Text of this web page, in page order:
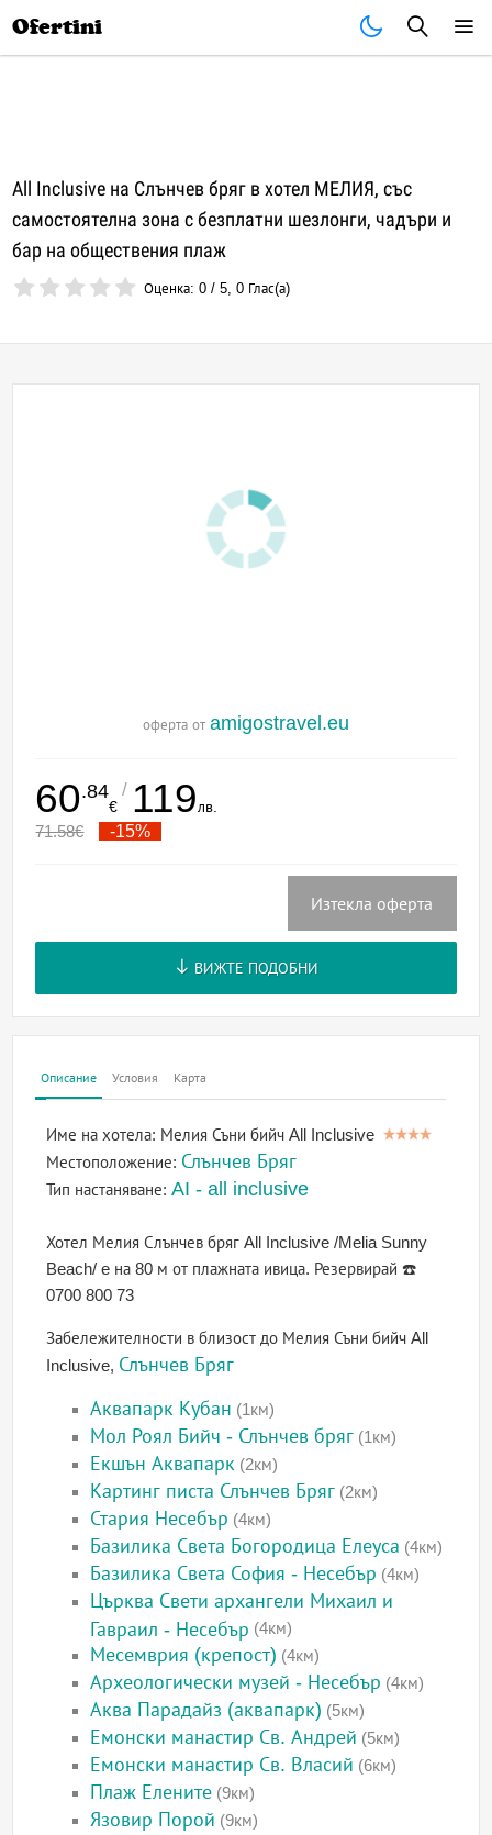
Ofertini
All Inclusive на Слънчев бряг в хотел МЕЛИЯ, със
самостоятелна зона с безплатни шезлонги, чадъри и
бар на обществения плаж
Оценка:0 /5,0 Глас(а)
оферта от amigostravel.eu
60.84
€
/ 119лв.
71.58€ -15%
Изтекла оферта
ВИЖТЕ ПОДОБНИ
Описание Условия Карта
Име на хотела: Мелия Съни бийч All Inclusive
Местоположение: Слънчев Бряг
Тип настаняване:AI - all inclusive
Хотел Мелия Слънчев бряг All Inclusive /Melia Sunny
Beach/ e на 80 м от плажната ивица. Резервирай ☎️
0700 800 73
Забележителности в близост до Мелия Съни бийч All
Inclusive, Слънчев Бряг
Аквапарк Кубан (1км)
Мол Роял Бийч - Слънчев бряг (1км)
Екшън Аквапарк (2км)
Картинг писта Слънчев Бряг (2км)
Стария Несебър (4км)
Базилика Света Богородица Елеуса (4км)
Базилика Света София - Несебър (4км)
Църква Свети архангели Михаил и
Гавраил - Несебър (4км)
Месемврия (крепост) (4км)
Археологически музей - Несебър (4км)
Аква Парадайз (аквапарк) (5км)
Емонски манастир Св. Андрей (5км)
Емонски манастир Св. Власий (6км)
Плаж Елените (9км)
Язовир Порой (9км)